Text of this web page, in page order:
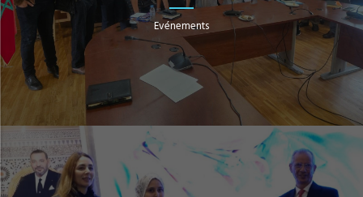
Evénements